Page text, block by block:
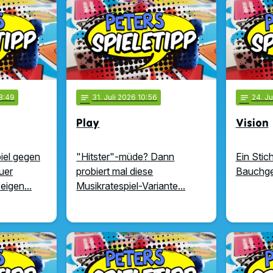
gegen
notes 31. Juli 2026 10:56
Play
"Hitster"-müde? Dann
probiert mal diese
Musikratespiel-Variante...
notes 24.
Vision
Ein